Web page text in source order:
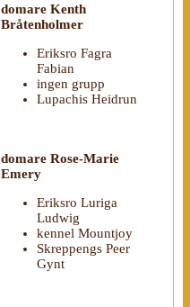
domare Kenth
Bråtenholmer
Eriksro Fagra
Fabian
ingen grupp
Lupachis Heidrun
domare Rose-Marie
Emery
Eriksro Luriga
Ludwig
kennel Mountjoy
Skreppengs Peer
Gynt